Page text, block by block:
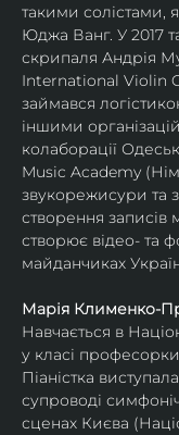
такими солістами,
Юджа Ванг. У 2017
скрипаля Андрія
International Violin
займався
іншими
колаборації
Music Academy
звукорежисури та
створення записів
створює відео- та
майданчиках
Марія Клименко-
Навчається в
у класі
Піаністка
супроводі
сценах Києва